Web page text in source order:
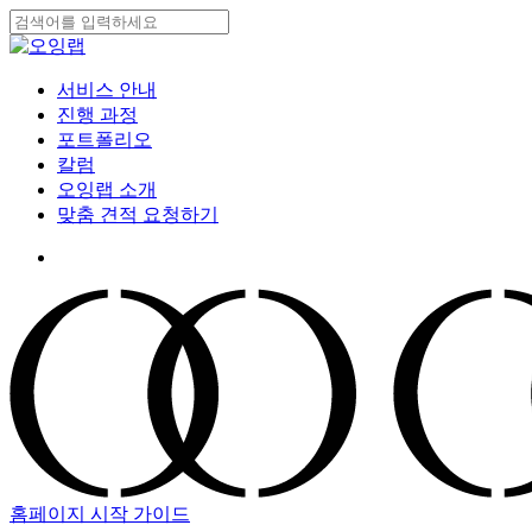
Skip
to
main
content
Close
search
Menu
서비스 안내
진행 과정
포트폴리오
칼럼
오잉랩 소개
맞춤 견적 요청하기
홈페이지 시작 가이드